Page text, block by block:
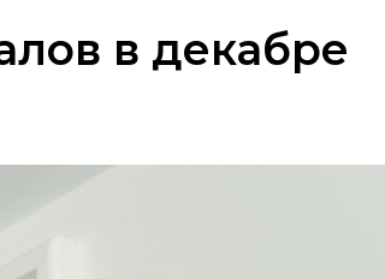
в декабре